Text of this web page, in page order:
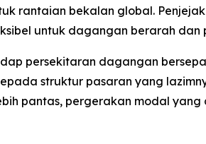
rantaian bekalan global.
untuk dagangan berarah dan
persekitaran dagangan
struktur pasaran yang
pantas, pergerakan modal